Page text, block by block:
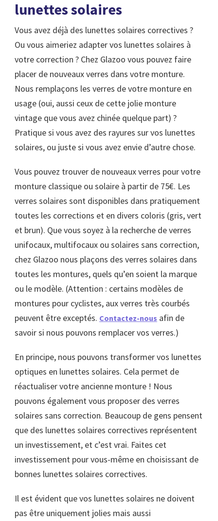
lunettes solaires
Vous avez déjà des lunettes solaires correctives ?
Ou vous aimeriez adapter vos lunettes solaires à
votre correction ? Chez Glazoo vous pouvez faire
placer de nouveaux verres dans votre monture.
Nous remplaçons les verres de votre monture en
usage (oui, aussi ceux de cette jolie monture
vintage que vous avez chinée quelque part) ?
Pratique si vous avez des rayures sur vos lunettes
solaires, ou juste si vous avez envie d’autre chose.
Vous pouvez trouver de nouveaux verres pour votre
monture classique ou solaire à partir de 75€. Les
verres solaires sont disponibles dans pratiquement
toutes les corrections et en divers coloris (gris, vert
et brun). Que vous soyez à la recherche de verres
unifocaux, multifocaux ou solaires sans correction,
chez Glazoo nous plaçons des verres solaires dans
toutes les montures, quels qu’en soient la marque
ou le modèle. (Attention : certains modèles de
montures pour cyclistes, aux verres très courbés
peuvent être exceptés. Contactez-nous afin de
savoir si nous pouvons remplacer vos verres.)
En principe, nous pouvons transformer vos lunettes
optiques en lunettes solaires. Cela permet de
réactualiser votre ancienne monture ! Nous
pouvons également vous proposer des verres
solaires sans correction. Beaucoup de gens pensent
que des lunettes solaires correctives représentent
un investissement, et c’est vrai. Faites cet
investissement pour vous-même en choisissant de
bonnes lunettes solaires correctives.
Il est évident que vos lunettes solaires ne doivent
pas être uniquement jolies mais aussi